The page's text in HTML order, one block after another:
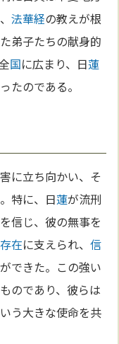
法華経の教えが根
弟子たちの献身的
国に広まり、日蓮
たのである。
に立ち向かい、そ
特に、日蓮が流刑
信じ、彼の無事を
存在に支えられ、信
できた。この強い
のであり、彼らは
う大きな使命を共